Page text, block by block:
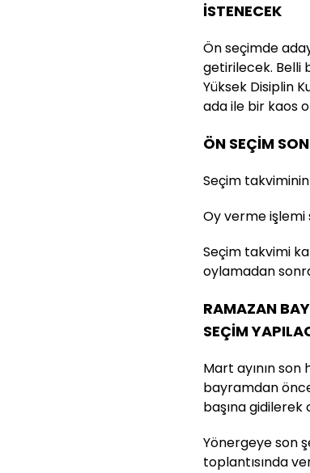
İSTENECEK
Ön seçimde
getirilecek. Belli
Yüksek Disiplin
ada ile bir kaos
ÖN SEÇİM
Seçim
Oy verme işlemi
Seçim takvimi
oylamadan
RAMAZAN
SEÇİM
Mart ayının
bayramdan
başına gidilerek
Yönergeye son
toplantısında